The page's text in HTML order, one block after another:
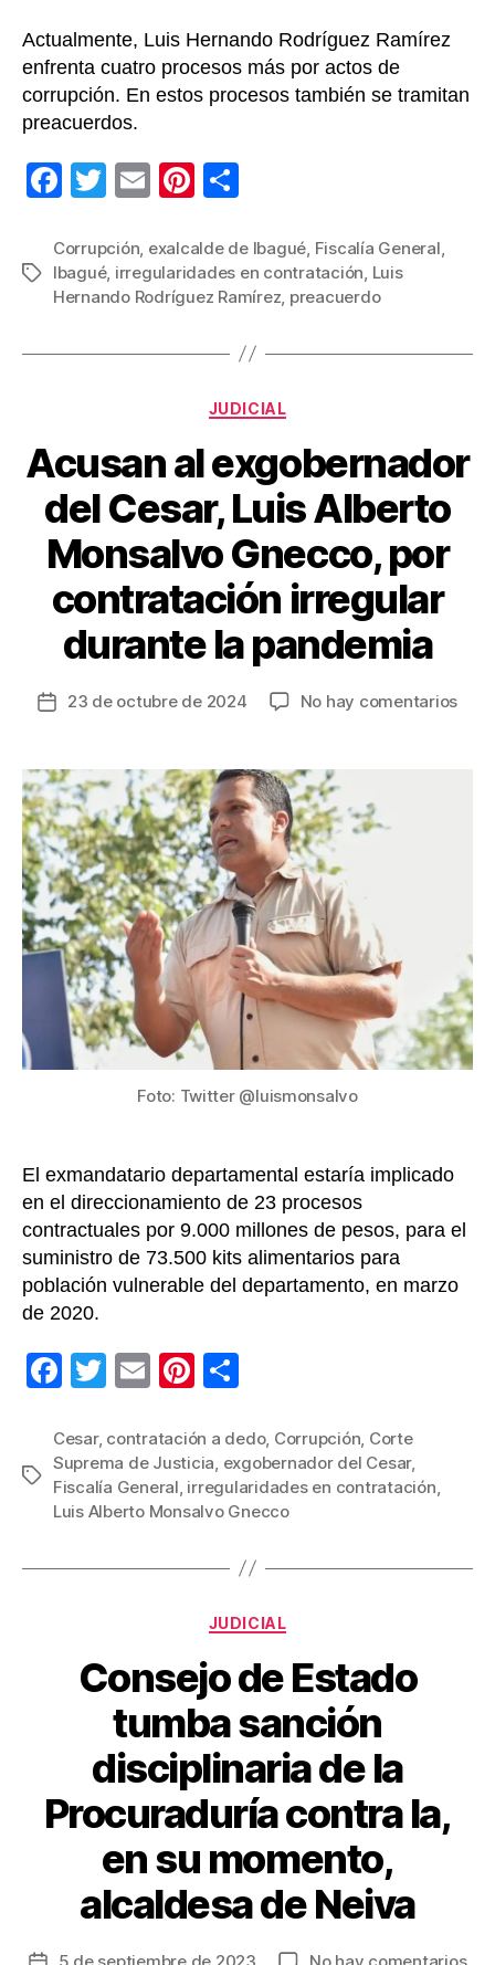
Actualmente, Luis Hernando Rodríguez Ramírez
enfrenta cuatro procesos más por actos de
corrupción. En estos procesos también se tramitan
preacuerdos.
F
c
e
o
T
tt
er
E
ail
Pi
er
e
m
p
tir
Etiquetas
Corrupción, exalcalde de Ibagué, Fiscalía General,
Ibagué, irregularidades en contratación, Luis
Hernando Rodríguez Ramírez, preacuerdo
Categorías
JUDICIAL
Acusan al exgobernador
del Cesar, Luis Alberto
Monsalvo Gnecco, por
contratación irregular
durante la pandemia
Fecha
entrada
23 de octubre de 2024 No hay comentariosen
la
Foto: Twitter @luismonsalvo
El exmandatario departamental estaría implicado
en el direccionamiento de 23 procesos
contractuales por 9.000 millones de pesos, para el
suministro de 73.500 kits alimentarios para
población vulnerable del departamento, en marzo
de 2020.
F
c
e
b
o
T
tt
er
E
ail
Pi
er
e
st
m
p
ar
Etiquetas
Cesar, contratación a dedo, Corrupción, Corte
Suprema de Justicia, exgobernador del Cesar,
Fiscalía General, irregularidades en contratación,
Luis Alberto Monsalvo Gnecco
Categorías
JUDICIAL
Consejo de Estado
tumba sanción
disciplinaria de la
Procuraduría contra la,
en su momento,
alcaldesa de Neiva
en